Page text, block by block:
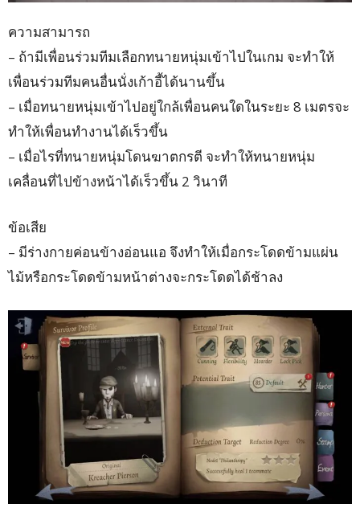
ความสามารถ
– ถ้ามีเพื่อนร่วมทีมเลือกทนายหนุ่มเข้าไปในเกม จะทำให้
เพื่อนร่วมทีมคนอื่นนั่งเก้าอี้ได้นานขึ้น
– เมื่อทนายหนุ่มเข้าไปอยู่ใกล้เพื่อนคนใดในระยะ 8 เมตรจะ
ทำให้เพื่อนทำงานได้เร็วขึ้น
– เมื่อไรที่ทนายหนุ่มโดนฆาตกรตี จะทำให้ทนายหนุ่ม
เคลื่อนที่ไปข้างหน้าได้เร็วขึ้น 2 วินาที
ข้อเสีย
– มีร่างกายค่อนข้างอ่อนแอ จึงทำให้เมื่อกระโดดข้ามแผ่น
ไม้หรือกระโดดข้ามหน้าต่างจะกระโดดได้ช้าลง